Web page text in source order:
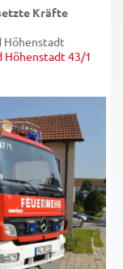
Kräfte
Höhenstadt
Höhenstadt 43/1